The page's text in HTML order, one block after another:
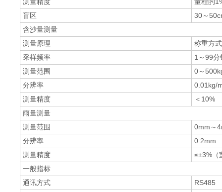
盲区
30～
含沙量测量
测量原理
称重方式
采样频率
1～99分
测量范围
0～
分辨率
0.01kg/
测量精度
＜10%
雨量测量
测量范围
0mm～
分辨率
0.2mm
测量精度
≤±3%（
一般指标
通讯方式
RS485